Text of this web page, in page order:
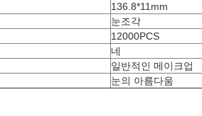
136.8*11mm
눈조각
12000PCS
네
일반적인 메이크업
눈의 아름다움